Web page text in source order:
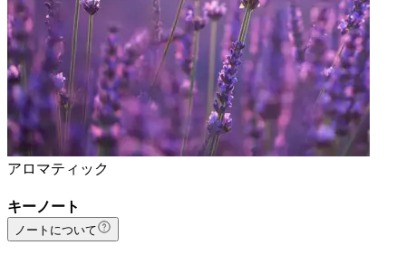
アロマティック
キーノート
ノートについて